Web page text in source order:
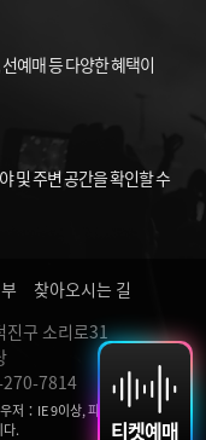
티켓예매
예매 등 다양한 혜택이
및 주변 공간을 확인할 수
찾아오시는 길
진구 소리로31
270-7814
：IE 9이상, 파이어 폭스, 크롬,
다.